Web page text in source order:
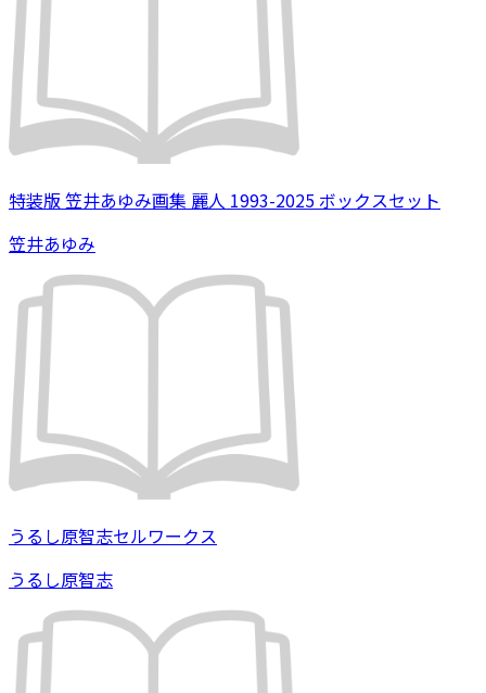
特装版 笠井あゆみ画集 麗人 1993-2025 ボックスセット
笠井あゆみ
うるし原智志セルワークス
うるし原智志